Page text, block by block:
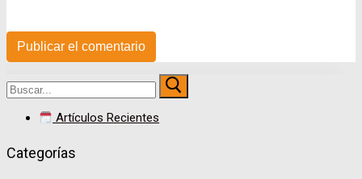
Buscar:
Artículos Recientes
Categorías